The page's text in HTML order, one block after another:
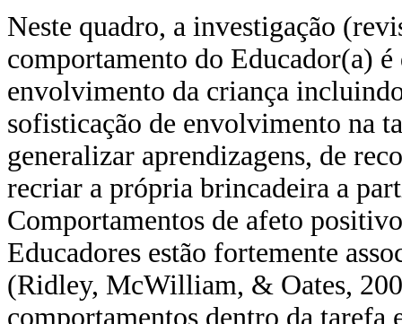
Neste quadro, a investigação
comportamento do Educador(a)
envolvimento da criança
sofisticação de envolvimento na
generalizar aprendizagens, de
recriar a própria brincadeira a
Comportamentos de afeto
Educadores estão fortemente
(Ridley, McWilliam, & Oates,
comportamentos dentro da tarefa